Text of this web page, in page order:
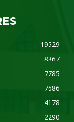
19529
8867
7785
7686
4178
2290